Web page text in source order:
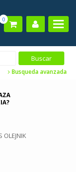
0
Busqueda avanzada
OLEJNIK